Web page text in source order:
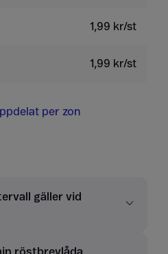
1,99 kr/st
1,99 kr/st
per zon
gäller vid
röstbrevlåda